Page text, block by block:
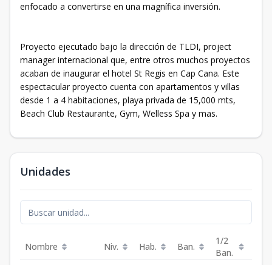
enfocado a convertirse en una magnífica inversión.
Proyecto ejecutado bajo la dirección de TLDI, project
manager internacional que, entre otros muchos proyectos
acaban de inaugurar el hotel St Regis en Cap Cana. Este
espectacular proyecto cuenta con apartamentos y villas
desde 1 a 4 habitaciones, playa privada de 15,000 mts,
Beach Club Restaurante, Gym, Welless Spa y mas.
Unidades
Nombre Niv. Hab. Ban.
1/2
Ban.